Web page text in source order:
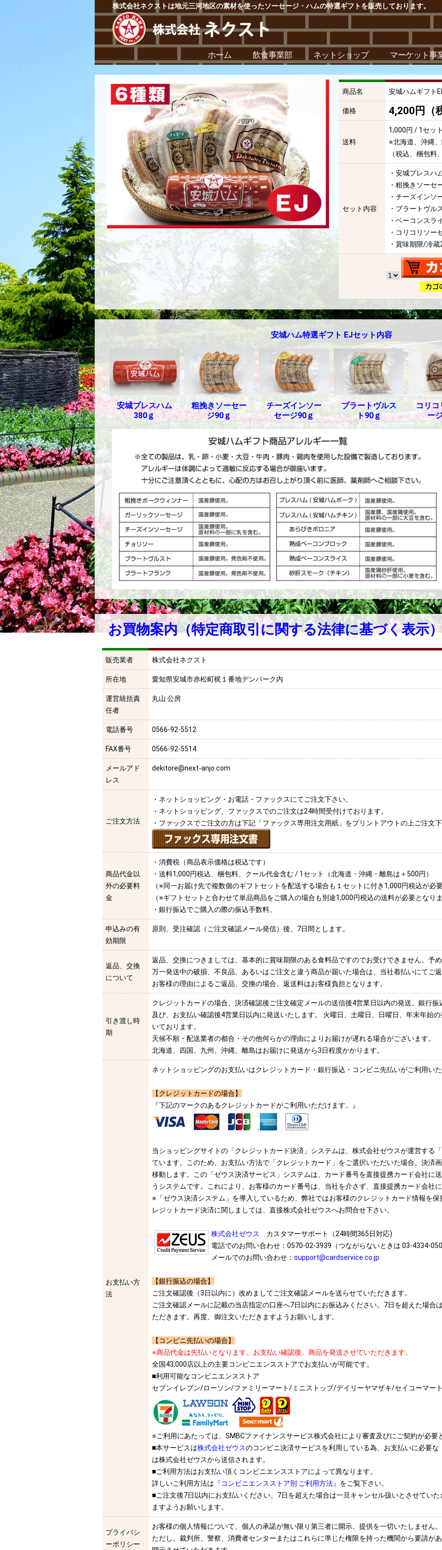
株式会社ネクストは地元三河地区の素材を使ったソーセージ・ハムの特選ギフトを販売しております。
ホーム 飲食事業部 ネットショップ マーケット事
商品名 安城ハムギフト
価格 4,200円（
送料
1,000円 / 1セッ
※北海道、沖縄
（税込、梱包料
セット内容
・安城プレスハ
・粗挽きソーセ
・チーズインソ
・ブラートヴル
・ベーコンスラ
・コリコリソー
・賞味期限/冷
安城ハム特選ギフト EJセット内容
安城プレスハム
380ｇ
粗挽きソーセー
ジ90ｇ
チーズインソー
セージ90ｇ
ブラートヴルス
ト90ｇ
コリ
ー
お買物案内（特定商取引に関する法律に基づく表示
販売業者 株式会社ネクスト
所在地 愛知県安城市赤松町梶１番地デンパーク内
運営統括責
任者
丸山 公房
電話番号 0566-92-5512
FAX番号 0566-92-5514
メールアド
レス
dekitore@next-anjo.com
ご注文方法
・ネットショッピング・お電話・ファックスにてご注文下さい。
・ネットショッピング、ファックスでのご注文は24時間受付けております。
・ファックスでご注文の方は下記「ファックス専用注文用紙」をプリントアウトの上ご注文
商品代金以
外の必要料
金
・消費税（商品表示価格は税込です）
・送料1,000円税込、梱包料、クール代金含む / 1セット（北海道・沖縄・離島は＋500円）
（※同一お届け先で複数個のギフトセットを配送する場合も１セットに付き1,000円税込が必
（※ギフトセットと合わせて単品商品をご購入の場合も別途1,000円税込の送料が必要となり
・銀行振込でご購入の際の振込手数料。
申込みの有
効期限
原則、受注確認（ご注文確認メール発信）後、7日間とします。
返品、交換
について
返品、交換につきましては、基本的に賞味期限のある食料品ですのでお受けできません。予
万一発送中の破損、不良品、あるいはご注文と違う商品が届いた場合は、当社着払いにてご
お客様の理由によるご返品、交換の場合、返送料はお客様負担となります。
引き渡し時
期
クレジットカードの場合、決済確認後ご注文確定メールの送信後4営業日以内の発送。銀行
及び、お支払い確認後4営業日以内に発送いたします。 火曜日、土曜日、日曜日、年末年始
いております。
天候不順・配送業者の都合・その他何らかの理由によりお届けが遅れる場合がございます。
北海道、四国、九州、沖縄、離島はお届けに発送から3日程度かかります。
お支払い方
法
ネットショッピングのお支払いはクレジットカード・銀行振込・コンビニ先払いがご利用い
【クレジットカードの場合】
『下記のマークのあるクレジットカードがご利用いただけます。』
当ショッピングサイトの「クレジットカード決済」システムは、株式会社ゼウスが運営する
ています。このため、お支払い方法で「クレジットカード」をご選択いただいた場合、決済
移動します。この「ゼウス決済サービス」システムは、カード番号を直接提携カード会社に
うシステムです。これにより、お客様のカード番号は、当社を介さず、直接提携カード会社
※「ゼウス決済システム」を導入しているため、弊社ではお客様のクレジットカード情報を
レジットカード決済に関しましては、直接株式会社ゼウスへお問合せ下さい。
株式会社ゼウス
カスタマーサポート（24時間365日対応)
電話でのお問い合わせ：0570-02-3939（つながらないときは 03-4334-
メールでのお問い合わせ： support@cardservice.co.jp
【銀行振込の場合】
ご注文確認後（3日以内に）改めましてご注文確認メールを送らせていただきます。
ご注文確認メールに記載の当店指定の口座へ7日以内にお振込みください。7日を超えた場合
ただきます。再度、御注文いただきますようお願いします。
【コンビニ先払いの場合】
※商品代金は先払いとなります。お支払い確認後、商品を発送させていただきます。
全国43,000店以上の主要コンビニエンスストアでお支払いが可能です。
■利用可能なコンビニエンスストア
セブンイレブン/ローソン/ファミリーマート/ミニストップ/デイリーヤマザキ/セイコーマー
※ご利用にあたっては、SMBCファイナンスサービス株式会社により審査及びにご契約が必要
■本サービスは株式会社ゼウスのコンビニ決済サービスを利用している為、お支払いに必要
は株式会社ゼウスから送信されます。
■ご利用方法はお支払い頂くコンビニエンスストアによって異なります。
詳しいご利用方法は 『コンビニエンスストア別 ご利用方法』 をご覧下さい。
■ご注文後7日以内にお支払いください。7日を超えた場合は一旦キャンセル扱いとさせてい
ますようお願いします。
プライバシ
ーポリシー
お客様の個人情報について、個人の承諾が無い限り第三者に開示、提供を一切いたしません。
ただし、裁判所、警察、消費者センターまたはこれらに準じた権限を持った機関から要請が